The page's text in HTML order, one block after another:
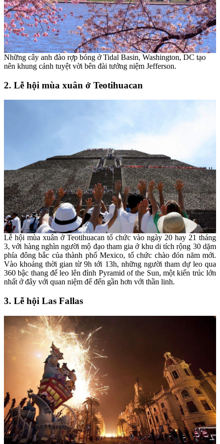
Những cây anh đào rợp bóng ở Tidal Basin, Washington, DC tạo
nên khung cảnh tuyệt vời bên đài tưởng niệm Jefferson.
2. Lễ hội mùa xuân ở Teotihuacan
Lễ hội mùa xuân ở Teotihuacan tổ chức vào ngày 20 hay 21 tháng
3, với hàng nghìn người mộ đạo tham gia ở khu di tích rộng 30 dặm
phía đông bắc của thành phố Mexico, tổ chức chào đón năm mới.
Vào khoảng thời gian từ 9h tới 13h, những người tham dự leo qua
360 bậc thang để leo lên đỉnh Pyramid of the Sun, một kiến trúc lớn
nhất ở đây với quan niệm để đến gần hơn với thần linh.
3. Lễ hội Las Fallas